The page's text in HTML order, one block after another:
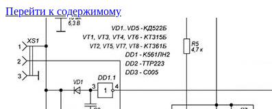
Перейти к содержимому